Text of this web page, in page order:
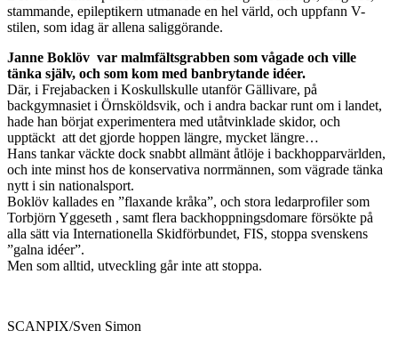
stammande, epileptikern utmanade en hel värld, och uppfann V-
stilen, som idag är allena saliggörande.
Janne Boklöv var malmfältsgrabben som vågade och ville
tänka själv, och som kom med banbrytande idéer.
Där, i Frejabacken i Koskullskulle utanför Gällivare, på
backgymnasiet i Örnsköldsvik, och i andra backar runt om i landet,
hade han börjat experimentera med utåtvinklade skidor, och
upptäckt att det gjorde hoppen längre, mycket längre…
Hans tankar väckte dock snabbt allmänt åtlöje i backhopparvärlden,
och inte minst hos de konservativa norrmännen, som vägrade tänka
nytt i sin nationalsport.
Boklöv kallades en ”flaxande kråka”, och stora ledarprofiler som
Torbjörn Yggeseth , samt flera backhoppningsdomare försökte på
alla sätt via Internationella Skidförbundet, FIS, stoppa svenskens
”galna idéer”.
Men som alltid, utveckling går inte att stoppa.
SCANPIX/Sven Simon